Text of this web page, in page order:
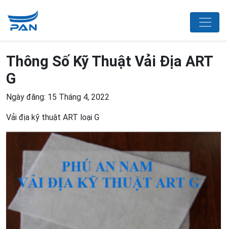
Thông Số Kỹ Thuật Vải Địa ART
G
Ngày đăng: 15 Tháng 4, 2022
Vải địa kỹ thuật ART loại G